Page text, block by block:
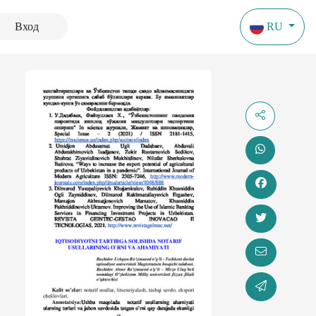
Вход RU